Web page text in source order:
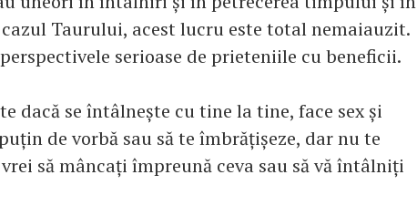
Taurului, acest lucru este total nemaiauzit.
serioase de prieteniile cu beneficii.
dacă se întâlnește cu tine la tine, face sex și
de vorbă sau să te îmbrățișeze, dar nu te
să mâncați împreună ceva sau să vă întâlniți